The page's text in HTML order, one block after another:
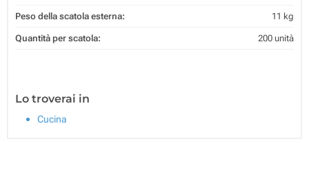
Peso della scatola esterna: 11 kg
Quantità per scatola: 200 unità
Lo troverai in
Cucina